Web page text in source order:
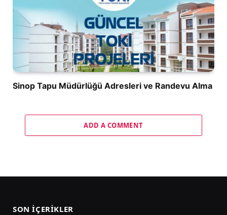
Sinop Tapu Müdürlüğü Adresleri ve Randevu Alma
ADD A COMMENT
SON İÇERIKLER